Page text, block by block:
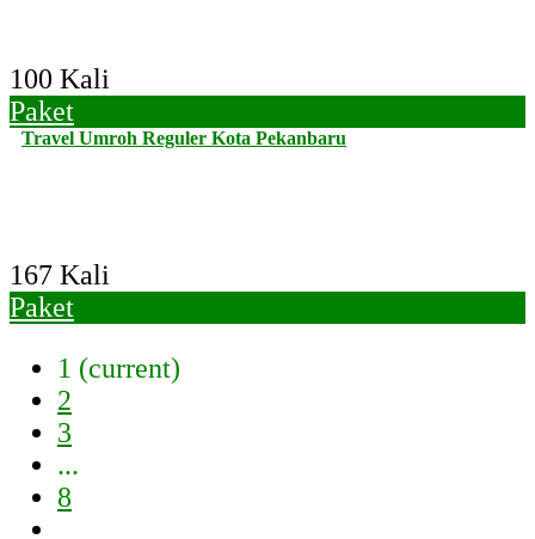
100 Kali
Paket
Travel Umroh Reguler Kota Pekanbaru
167 Kali
Paket
1 (current)
2
3
...
8